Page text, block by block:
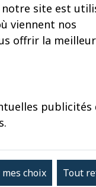
la France
souvent
façon
site est
viennent nos
offrir la
publicités
choix Tout